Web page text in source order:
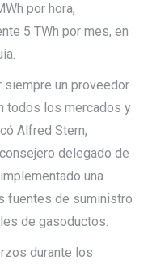
por hora,
5 TWh por mes, en
siempre un proveedor
todos los mercados y
Alfred Stern,
delegado de
una
fuentes de suministro
de gasoductos.
durante los